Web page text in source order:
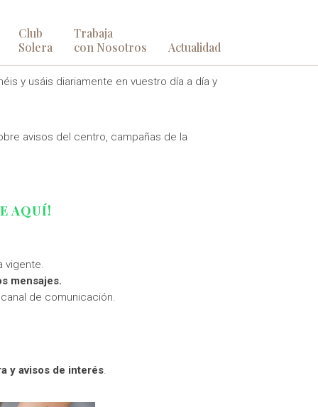
Club
Solera
Trabaja
con Nosotros
Actualidad
AS.
y usáis diariamente en vuestro día a día y
avisos del centro, campañas de la
AQUÍ!
vigente.
mensajes.
de comunicación.
y avisos de interés.